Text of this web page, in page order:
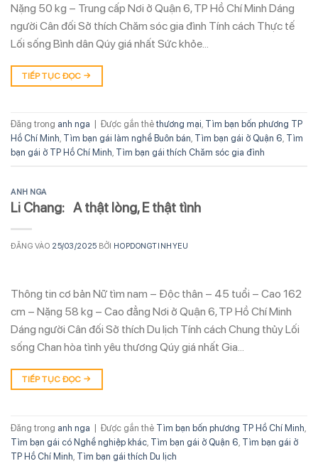
Nặng 50 kg – Trung cấp Nơi ở Quận 6, TP Hồ Chí Minh Dáng
người Cân đối Sở thích Chăm sóc gia đình Tính cách Thực tế
Lối sống Bình dân Qúy giá nhất Sức khỏe…
TIẾP TỤC ĐỌC →
Đăng trong anh nga Được gắn thẻ thương mại Tìm bạn bốn phương TP
Hồ Chí Minh Tìm bạn gái làm nghề Buôn bán Tìm bạn gái ở Quận 6 Tìm
bạn gái ở TP Hồ Chí Minh Tìm bạn gái thích Chăm sóc gia đình
ANH NGA
Li Chang: A thật lòng, E thật tình
ĐĂNG VÀO 25/03/2025 BỞI HOPDONGTINHYEU
Thông tin cơ bản Nữ tìm nam – Độc thân – 45 tuổi – Cao 162
cm – Nặng 58 kg – Cao đẳng Nơi ở Quận 6, TP Hồ Chí Minh
Dáng người Cân đối Sở thích Du lịch Tính cách Chung thủy Lối
sống Chan hòa tình yêu thương Qúy giá nhất Gia…
TIẾP TỤC ĐỌC →
Đăng trong anh nga | Được gắn thẻ Tìm bạn bốn phương TP Hồ Chí Minh
Tìm bạn gái có Nghề nghiệp khác Tìm bạn gái ở Quận 6 Tìm bạn gái ở
TP Hồ Chí Minh Tìm bạn gái thích Du lịch